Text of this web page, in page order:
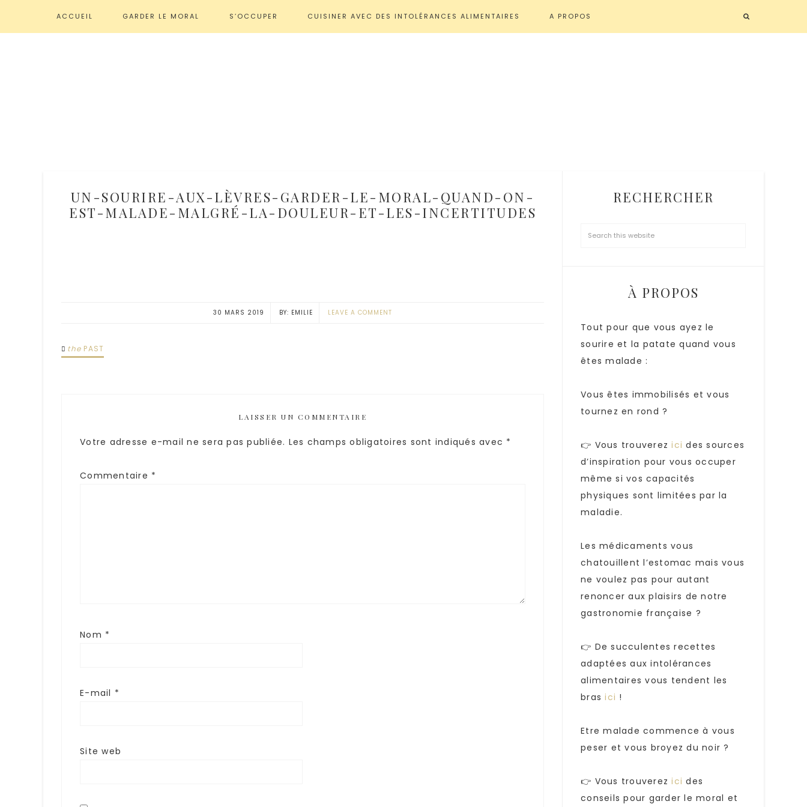
ACCUEIL GARDER LE MORAL S’OCCUPER CUISINER AVEC DES INTOLÉRANCES ALIMENTAIRES A PROPOS
UN-SOURIRE-AUX-LÈVRES-GARDER-LE-MORAL-QUAND-ON-
EST-MALADE-MALGRÉ-LA-DOULEUR-ET-LES-INCERTITUDES
30 MARS 2019 EMILIE LEAVE A COMMENT
the PAST
LAISSER UN COMMENTAIRE
Votre adresse e-mail ne sera pas publiée. Les champs obligatoires sont indiqués avec *
Commentaire *
Nom *
E-mail *
Site web
RECHERCHER
À PROPOS
Tout pour que vous ayez le
sourire et la patate quand vous
êtes malade :
Vous êtes immobilisés et vous
tournez en rond ?
👉 Vous trouverezicides sources
d’inspiration pour vous occuper
même si vos capacités
physiques sont limitées par la
maladie.
Les médicaments vous
chatouillent l’estomac mais vous
ne voulez pas pour autant
renoncer aux plaisirs de notre
gastronomie française ?
👉 De succulentes recettes
adaptées aux intolérances
alimentaires vous tendent les
brasici !
Etre malade commence à vous
peser et vous broyez du noir ?
👉 Vous trouverezici des
conseils pour garder le moral et